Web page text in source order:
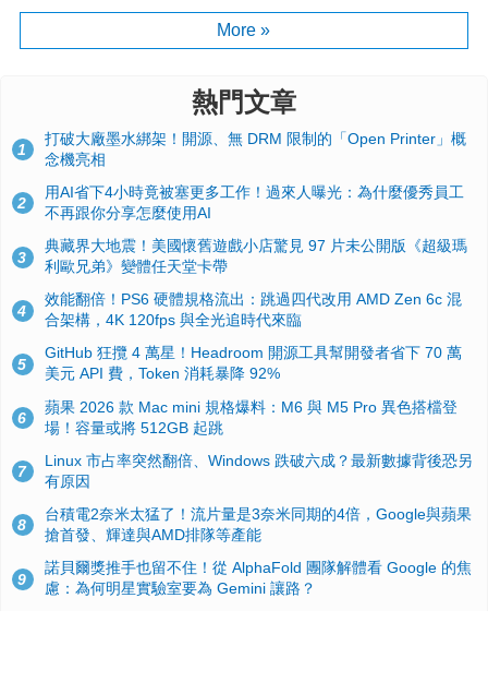
More »
熱門文章
1
打破大廠墨水綁架！開源、無 DRM 限制的「Open Printer」概
念機亮相
2
用AI省下4小時竟被塞更多工作！過來人曝光：為什麼優秀員工
不再跟你分享怎麼使用AI
3
典藏界大地震！美國懷舊遊戲小店驚見 97 片未公開版《超級瑪
利歐兄弟》變體任天堂卡帶
4
效能翻倍！PS6 硬體規格流出：跳過四代改用 AMD Zen 6c 混
合架構，4K 120fps 與全光追時代來臨
5
GitHub 狂攬 4 萬星！Headroom 開源工具幫開發者省下 70 萬
美元 API 費，Token 消耗暴降 92%
6
蘋果 2026 款 Mac mini 規格爆料：M6 與 M5 Pro 異色搭檔登
場！容量或將 512GB 起跳
7
Linux 市占率突然翻倍、Windows 跌破六成？最新數據背後恐另
有原因
8
台積電2奈米太猛了！流片量是3奈米同期的4倍，Google與蘋果
搶首發、輝達與AMD排隊等產能
9
諾貝爾獎推手也留不住！從 AlphaFold 團隊解體看 Google 的焦
慮：為何明星實驗室要為 Gemini 讓路？